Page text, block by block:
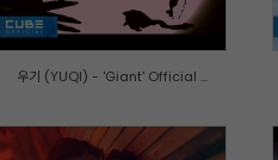
우기 (YUQI) - 'Giant' Official ...